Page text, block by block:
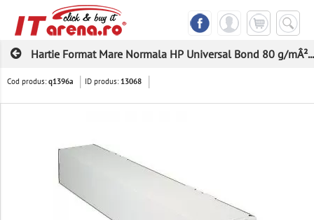
Hartie Format Mare Normala HP Universal Bond 80 g/mÂ²...
Cod produs:q1396a ID produs: 13068